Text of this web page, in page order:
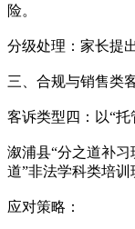
险。
分级处理：家长提
三、合规与销售类
客诉类型四：以“托
溆浦县“分之道补
道”非法学科类培训
应对策略：